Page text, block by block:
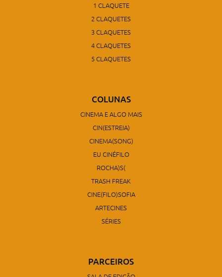
1 CLAQUETE
2 CLAQUETES
3 CLAQUETES
4 CLAQUETES
5 CLAQUETES
COLUNAS
CINEMA E ALGO MAIS
CIN(ESTREIA)
CINEMA(SONG)
EU CINÉFILO
ROCHA)S(
TRASH FREAK
CINE(FILO)SOFIA
ARTECINES
SÉRIES
PARCEIROS